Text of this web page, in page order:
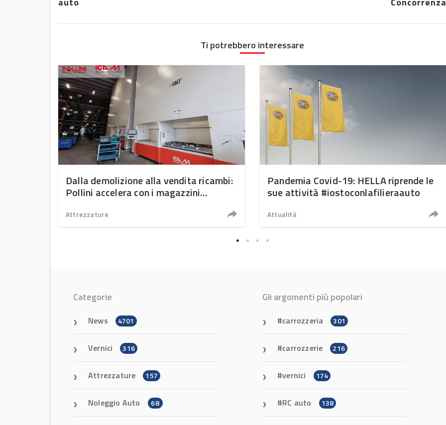
Ti potrebbero interessare
Dalla demolizione alla vendita ricambi:
Pollini accelera con i magazzini
Attrezzature
Pandemia Covid-19: HELLA riprende le
sue attività #iostoconlafilieraauto
Attualità
Categorie
News 4701
Vernici 316
Attrezzature 157
Noleggio Auto 68
Gli argomenti più popolari
carrozzeria 301
carrozzerie 216
vernici 174
RC auto 138